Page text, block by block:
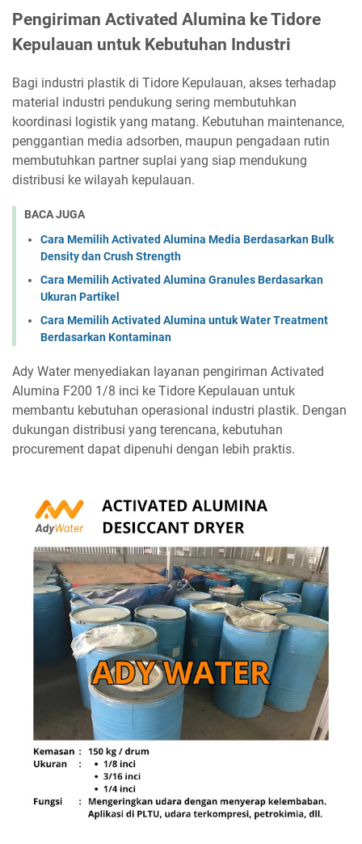
Pengiriman Activated Alumina ke Tidore
Kepulauan untuk Kebutuhan Industri
Bagi industri plastik di Tidore Kepulauan, akses terhadap
material industri pendukung sering membutuhkan
koordinasi logistik yang matang. Kebutuhan maintenance,
penggantian media adsorben, maupun pengadaan rutin
membutuhkan partner suplai yang siap mendukung
distribusi ke wilayah kepulauan.
BACA JUGA
Cara Memilih Activated Alumina Media Berdasarkan Bulk
Density dan Crush Strength
Cara Memilih Activated Alumina Granules Berdasarkan
Ukuran Partikel
Cara Memilih Activated Alumina untuk Water Treatment
Berdasarkan Kontaminan
Ady Water menyediakan layanan pengiriman Activated
Alumina F200 1/8 inci ke Tidore Kepulauan untuk
membantu kebutuhan operasional industri plastik. Dengan
dukungan distribusi yang terencana, kebutuhan
procurement dapat dipenuhi dengan lebih praktis.